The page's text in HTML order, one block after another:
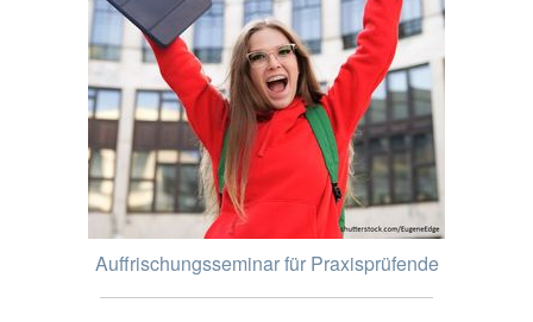
Auffrischungsseminar für Praxisprüfende